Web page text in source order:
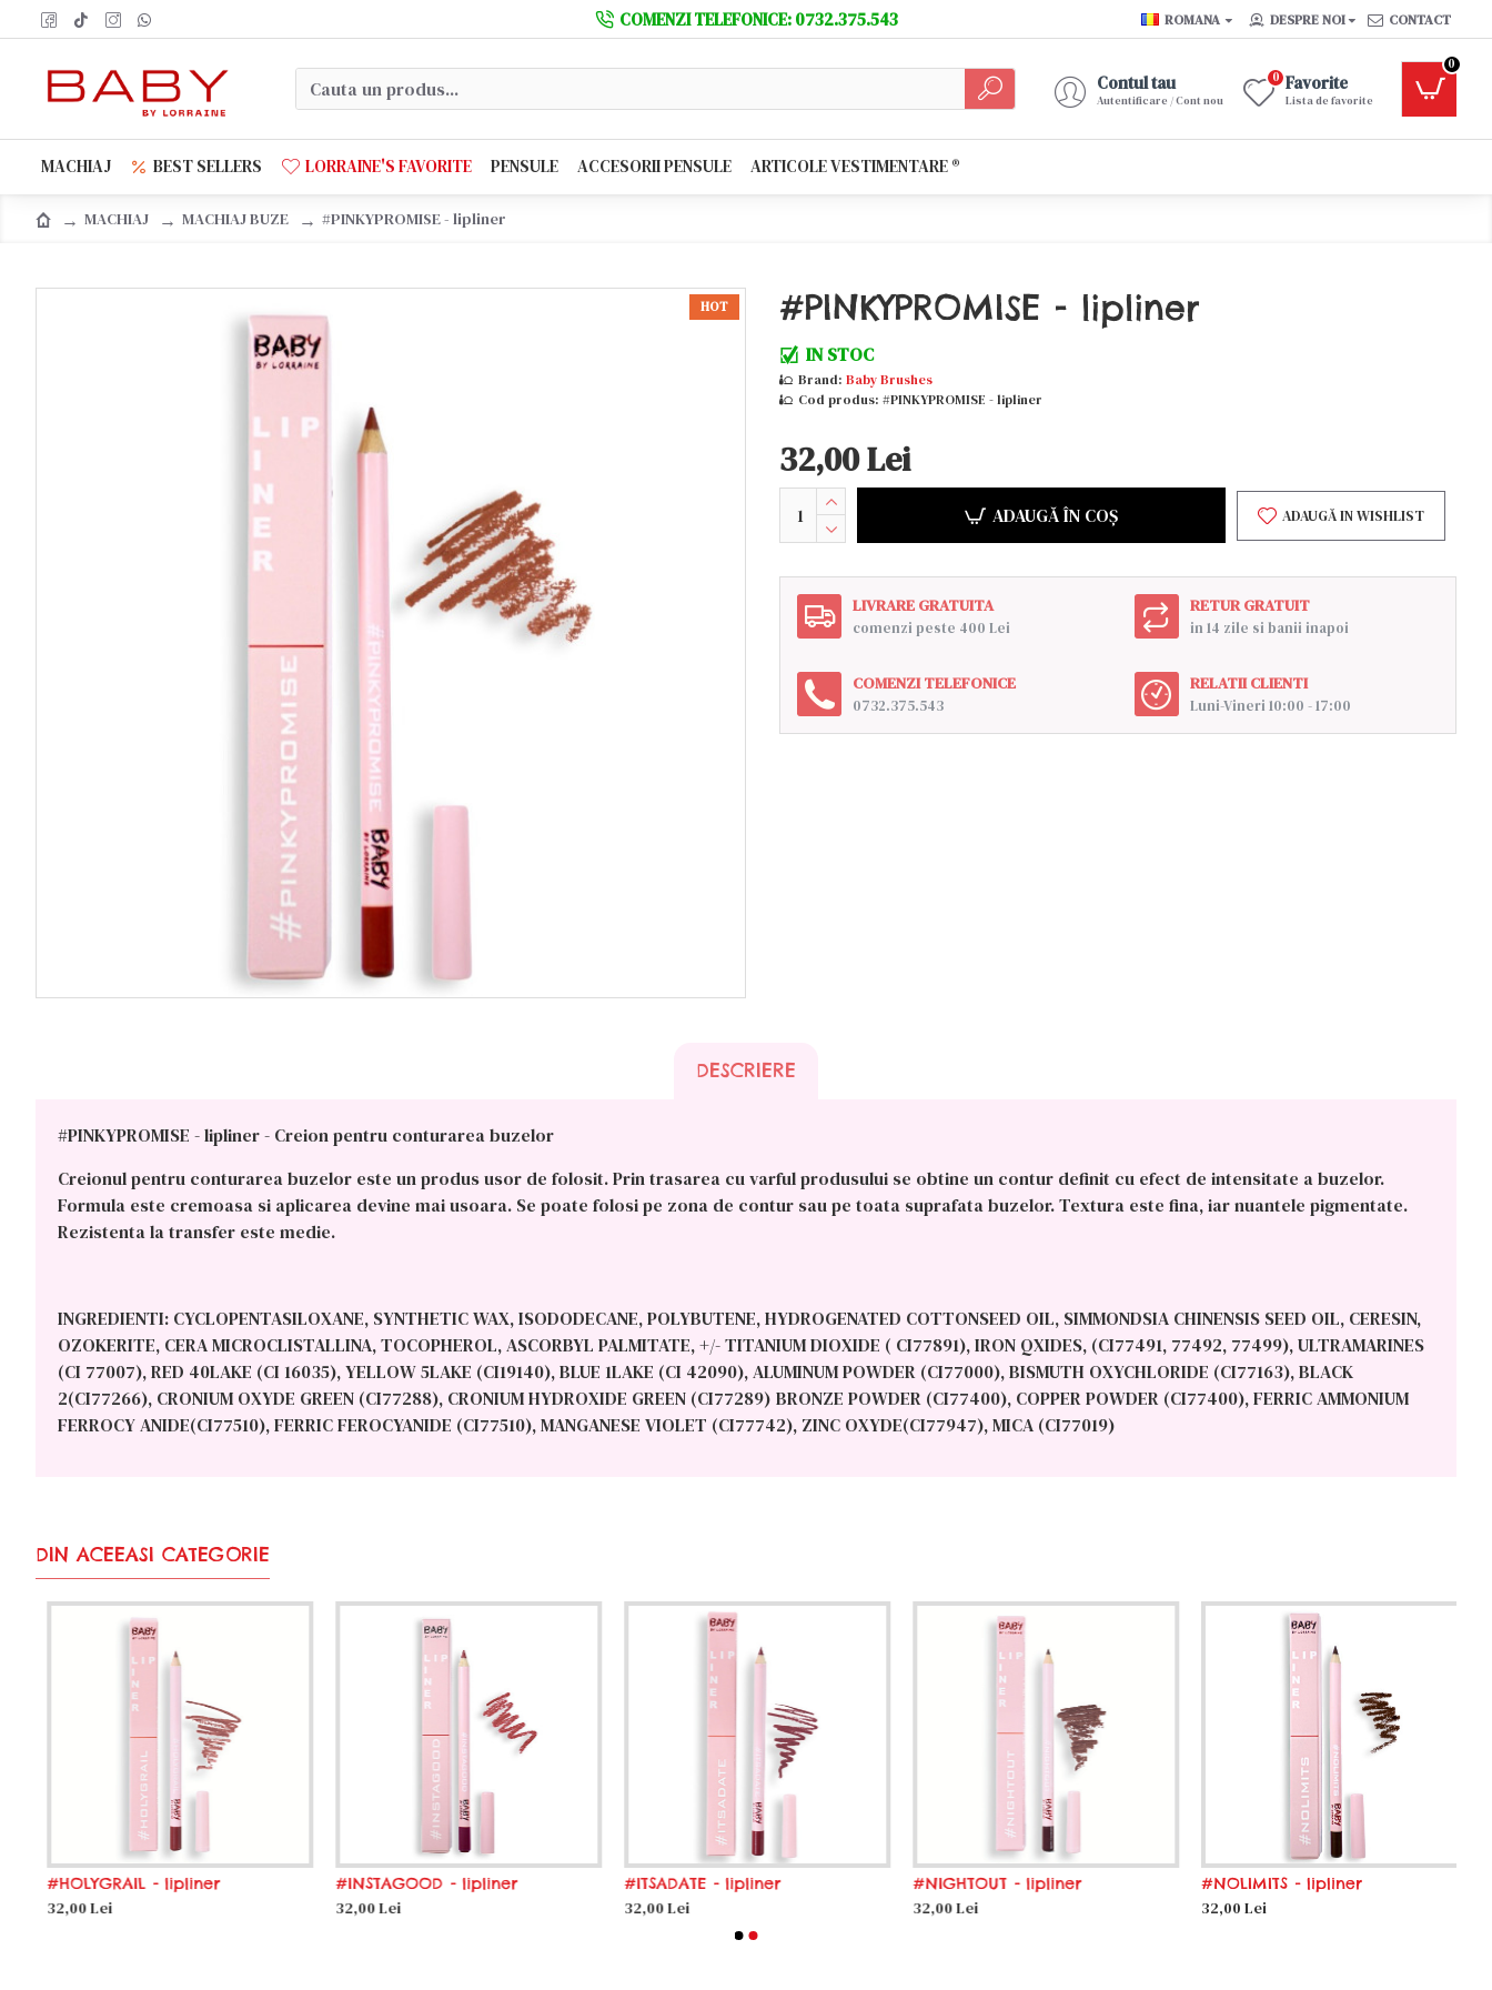
COMENZI TELEFONICE: 0732.375.543 ROMANA DESPRE NOI CONTACT
Contul tau
Autentificare / Cont nou
Favorite
Lista de favorite
0
0
MACHIAJ BEST SELLERS LORRAINE'S FAVORITE PENSULE ACCESORII PENSULE ARTICOLE VESTIMENTARE ®️
MACHIAJ MACHIAJ BUZE #PINKYPROMISE - lipliner
HOT #PINKYPROMISE - lipliner
IN STOC
Brand: Baby Brushes
Cod produs: #PINKYPROMISE - lipliner
32,00 Lei
ADAUGĂ ÎN COŞ ADAUGĂ IN WISHLIST
LIVRARE GRATUITA
comenzi peste 400 Lei
RETUR GRATUIT
in 14 zile si banii inapoi
COMENZI TELEFONICE
0732.375.543
RELATII CLIENTI
Luni-Vineri 10:00 - 17:00
DESCRIERE
#PINKYPROMISE - lipliner - Creion pentru conturarea buzelor
Creionul pentru conturarea buzelor este un produs usor de folosit. Prin trasarea cu varful produsului se obtine un contur definit cu efect de intensitate a buzelor.
Formula este cremoasa si aplicarea devine mai usoara. Se poate folosi pe zona de contur sau pe toata suprafata buzelor. Textura este fina, iar nuantele pigmentate.
Rezistenta la transfer este medie.
INGREDIENTI: CYCLOPENTASILOXANE, SYNTHETIC WAX, ISODODECANE, POLYBUTENE, HYDROGENATED COTTONSEED OIL, SIMMONDSIA CHINENSIS SEED OIL, CERESIN,
OZOKERITE, CERA MICROCLISTALLINA, TOCOPHEROL, ASCORBYL PALMITATE, +/- TITANIUM DIOXIDE ( CI77891), IRON QXIDES, (CI77491, 77492, 77499), ULTRAMARINES
(CI 77007), RED 40LAKE (CI 16035), YELLOW 5LAKE (CI19140), BLUE 1LAKE (CI 42090), ALUMINUM POWDER (CI77000), BISMUTH OXYCHLORIDE (CI77163), BLACK
2(CI77266), CRONIUM OXYDE GREEN (CI77288), CRONIUM HYDROXIDE GREEN (CI77289) BRONZE POWDER (CI77400), COPPER POWDER (CI77400), FERRIC AMMONIUM
FERROCY ANIDE(CI77510), FERRIC FEROCYANIDE (CI77510), MANGANESE VIOLET (CI77742), ZINC OXYDE(CI77947), MICA (CI77019)
DIN ACEEASI CATEGORIE
#HOLYGRAIL - lipliner
32,00 Lei
#INSTAGOOD - lipliner
32,00 Lei
#ITSADATE - lipliner
32,00 Lei
#NIGHTOUT - lipliner
32,00 Lei
#NOLIMITS - lipliner
32,00 Lei